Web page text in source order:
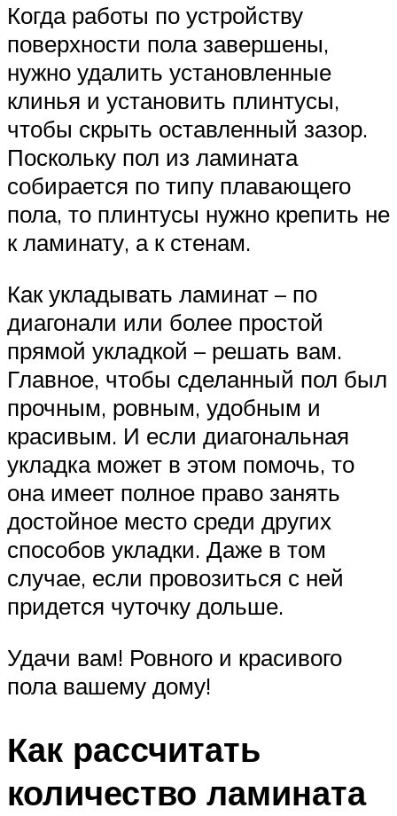
Когда работы по устройству
поверхности пола завершены,
нужно удалить установленные
клинья и установить плинтусы,
чтобы скрыть оставленный зазор.
Поскольку пол из ламината
собирается по типу плавающего
пола, то плинтусы нужно крепить не
к ламинату, а к стенам.
Как укладывать ламинат – по
диагонали или более простой
прямой укладкой – решать вам.
Главное, чтобы сделанный пол был
прочным, ровным, удобным и
красивым. И если диагональная
укладка может в этом помочь, то
она имеет полное право занять
достойное место среди других
способов укладки. Даже в том
случае, если провозиться с ней
придется чуточку дольше.
Удачи вам! Ровного и красивого
пола вашему дому!
Как рассчитать
количество ламината